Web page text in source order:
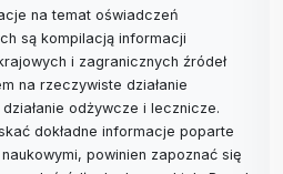
poziomie 50%, dzięki
się w ciągu kilku
z kranu, dzięki czemu
butelkowanej
2 produkty w jednym i
na temat oświadczeń
są kompilacją informacji
i zagranicznych źródeł
na rzeczywiste działanie
odżywcze i lecznicze.
dokładne informacje poparte
powinien zapoznać się